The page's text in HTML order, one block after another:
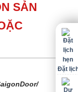
SẢN
Đặt